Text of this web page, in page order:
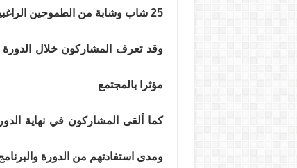
25 شاب وشابة من الطموحين الراغبين بتطوير مجتمعهم
وقد تعرف المشاركون خلال الدورة
مؤثرا بالمجتمع
كما ألقى المشاركون في نهاية
ومدى استفادتهم من الدورة